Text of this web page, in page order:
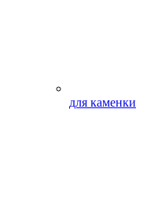
для каменки